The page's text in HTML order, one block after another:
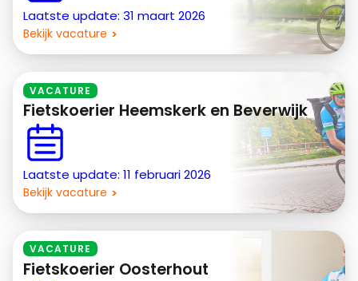
Laatste update: 31 maart 2026
Bekijk vacature
VACATURE
Fietskoerier Heemskerk en Beverwijk
Laatste update: 11 februari 2026
Bekijk vacature
VACATURE
Fietskoerier Oosterhout